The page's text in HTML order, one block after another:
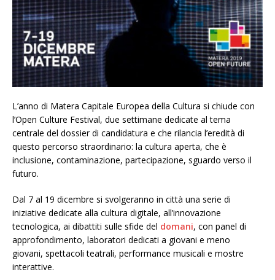
L’anno di Matera Capitale Europea della Cultura si chiude con
l’Open Culture Festival, due settimane dedicate al tema
centrale del dossier di candidatura e che rilancia l’eredità di
questo percorso straordinario: la cultura aperta, che è
inclusione, contaminazione, partecipazione, sguardo verso il
futuro.
Dal 7 al 19 dicembre si svolgeranno in città una serie di
iniziative dedicate alla cultura digitale, all’innovazione
tecnologica, ai dibattiti sulle sfide del domani, con panel di
approfondimento, laboratori dedicati a giovani e meno
giovani, spettacoli teatrali, performance musicali e mostre
interattive.